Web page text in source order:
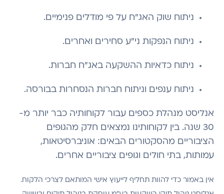
ניתוח שוק האג"ח על פי מודלים פנימיים.
ניתוח הנפקות ני"ע סחירים ואחרים.
ניתוח כדאיות ההשקעה באג"ח חברות.
ניתוח ענפים וניתוח חברות הנסחרות בבורסה.
אנליסט מנהלת כספים עבור לקוחותיה כבר יותר מ-
30 שנה. בין לקוחותינו נמצאים חלק מהגופים
הציבוריים מהסקטורים הבאים: אוניברסיטאות,
עמותות, בתי חולים וגופים ציבוריים אחרים.
אין באמור כדי להוות תחליף לייעוץ אישי המותאם לצרכי הלקוח.